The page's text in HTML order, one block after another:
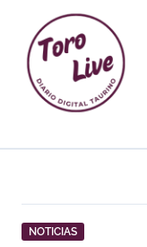
contenido
NOTICIAS